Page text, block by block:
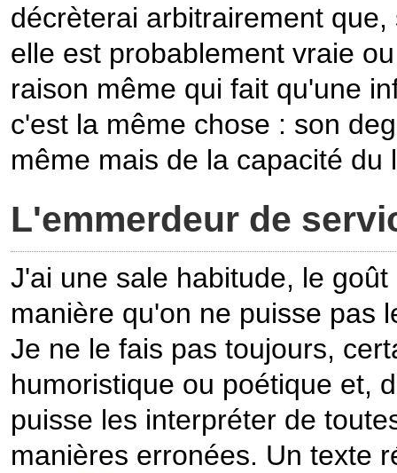
décrèterai arbitrairement
elle est probablement vraie
raison même qui fait qu'une
c'est la même chose : son
même mais de la capacité
L'emmerdeur de
J'ai une sale habitude, le
manière qu'on ne puisse pas
Je ne le fais pas toujours,
humoristique ou poétique et,
puisse les interpréter de
manières erronées. Un texte